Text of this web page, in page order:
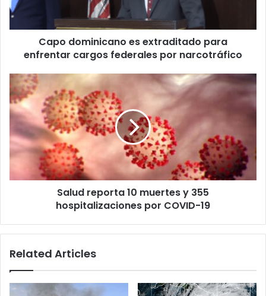
cargos
federales
por
narcotráficoCapo dominicano es extraditado para
enfrentar cargos federales por narcotráfico
Salud
reporta
10
muertes
355
hospitalizaciones
COVID-
Salud reporta 10 muertes y 355
hospitalizaciones por COVID-19
Related Articles